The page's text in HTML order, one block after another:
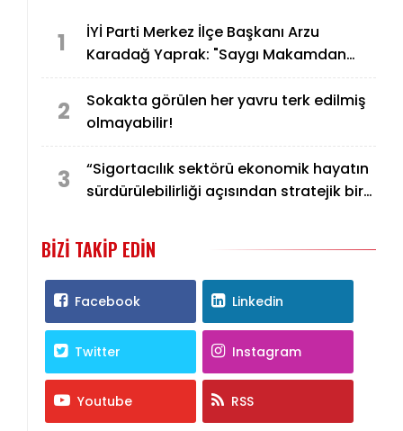
1
İYİ Parti Merkez İlçe Başkanı Arzu
Karadağ Yaprak: "Saygı Makamdan
2
Sokakta görülen her yavru terk edilmiş
olmayabilir!
3
“Sigortacılık sektörü ekonomik hayatın
sürdürülebilirliği açısından stratejik bir
BIZI TAKIP EDIN
Facebook Linkedin
Twitter Instagram
Youtube RSS